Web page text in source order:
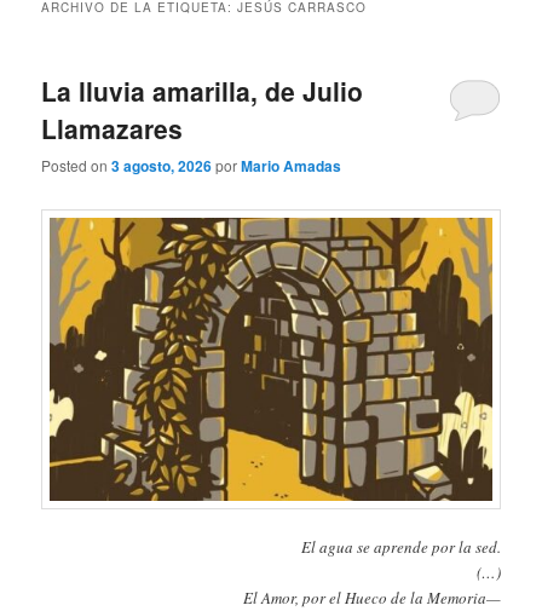
ARCHIVO DE LA ETIQUETA:JESÚS CARRASCO
La lluvia amarilla, de Julio
Llamazares
Posted on3 agosto, 2026porMario Amadas
El agua se aprende por la sed.
(…)
El Amor, por el Hueco de la Memoria—